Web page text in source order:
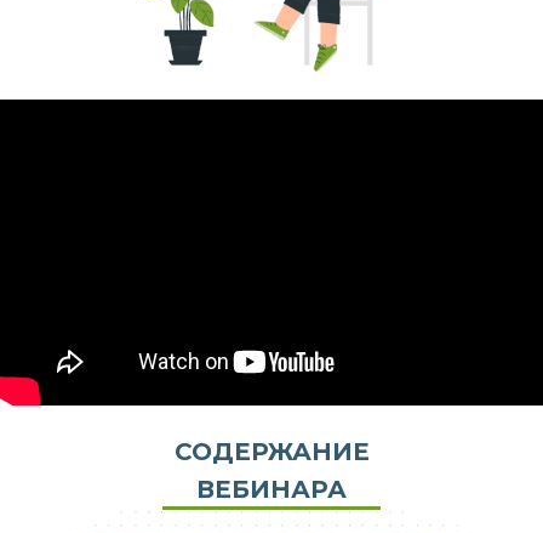
СОДЕРЖАНИЕ
ВЕБИНАРА